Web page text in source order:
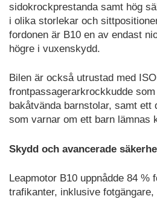
sidokrockprestanda samt hög
i olika storlekar och
fordonen är B10 en av endast
högre i vuxenskydd.
Bilen är också utrustad med
frontpassagerarkrockkudde
bakåtvända barnstolar, samt ett
som varnar om ett barn lämnas
Skydd och avancerade
Leapmotor B10 uppnådde 84
trafikanter, inklusive